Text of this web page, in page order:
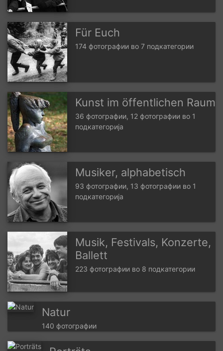
Für Euch
174 фотографии во 7 подкатегории
Kunst im öffentlichen Raum
36 фотографии, 12 фотографии во 1
подкатегорија
Musiker, alphabetisch
93 фотографии, 13 фотографии во 1
подкатегорија
Musik, Festivals, Konzerte,
Ballett
223 фотографии во 8 подкатегории
Natur
140 фотографии